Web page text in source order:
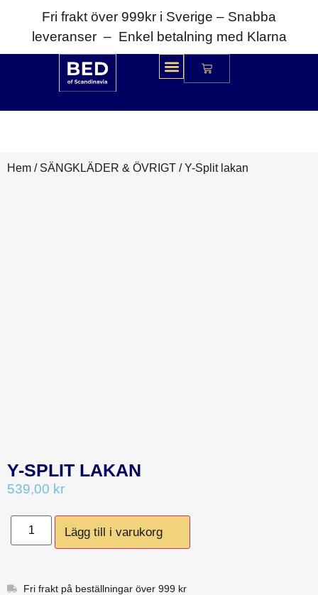
Fri frakt över 999kr i Sverige – Snabba
leveranser – Enkel betalning med Klarna
Hem / SÄNGKLÄDER & ÖVRIGT / Y-Split lakan
Y-SPLIT LAKAN
539,00 kr
Lägg till i varukorg
Fri frakt på beställningar över 999 kr